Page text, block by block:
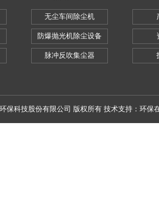
无尘车间除尘机
防爆抛光机除尘设备
脉冲反吹集尘器
保科技股份有限公司 版权所有 技术支持： 环保